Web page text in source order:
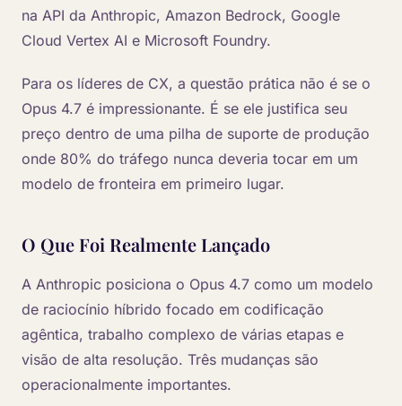
na API da Anthropic, Amazon Bedrock, Google
Cloud Vertex AI e Microsoft Foundry.
Para os líderes de CX, a questão prática não é se o
Opus 4.7 é impressionante. É se ele justifica seu
preço dentro de uma pilha de suporte de produção
onde 80% do tráfego nunca deveria tocar em um
modelo de fronteira em primeiro lugar.
O Que Foi Realmente Lançado
A Anthropic posiciona o Opus 4.7 como um modelo
de raciocínio híbrido focado em codificação
agêntica, trabalho complexo de várias etapas e
visão de alta resolução. Três mudanças são
operacionalmente importantes.